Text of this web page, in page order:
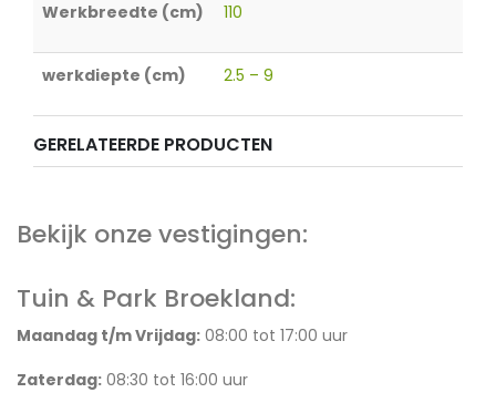
Werkbreedte (cm) 110
werkdiepte (cm) 2.5 – 9
GERELATEERDE PRODUCTEN
Bekijk onze vestigingen:
Tuin & Park Broekland:
Maandag t/m Vrijdag: 08:00 tot 17:00 uur
Zaterdag: 08:30 tot 16:00 uur